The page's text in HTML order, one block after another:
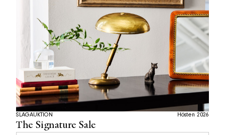
The Signature Sale
SLAGAUKTION Hösten 2026